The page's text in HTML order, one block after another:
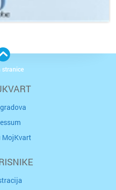
MojKvart
stranice